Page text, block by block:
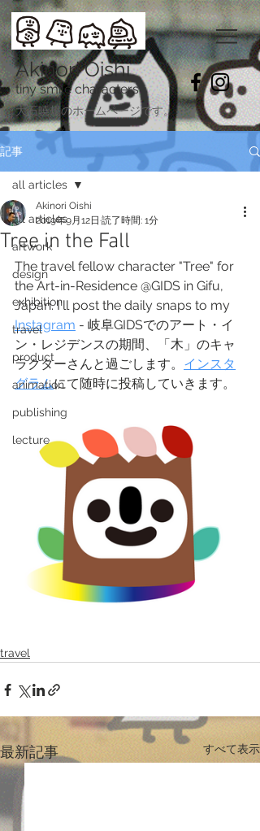
Akinori Oishi
tiny smile characters
​大石暁規のホームページです。
記事
all articles
artwork
design
exhibition
travel
product
animation
publishing
lecture
all articles
Tree in the Fall
Akinori Oishi
2019年9月12日 読了時間: 1分
The travel fellow character "Tree" for
the Art-in-Residence @GIDS in Gifu,
Japan. I'll post the daily snaps to my
Instagram - 岐阜GIDSでのアート・イ
ン・レジデンスの期間、「木」のキャ
ラクターさんと過ごします。 インスタ
グラムにて随時に投稿していきます。
travel
最新記事 すべて表示